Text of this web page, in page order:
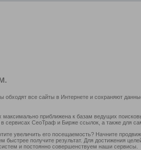
обходят все сайты в Интернете и сохраняют
максимально приближена к базам ведущих
сервисах СеоТраф и Бирже ссылок, а также для
увеличить его посещаемость? Начните
быстрее получите результат. Для достижения
и постоянно совершенствуем наши сервисы.